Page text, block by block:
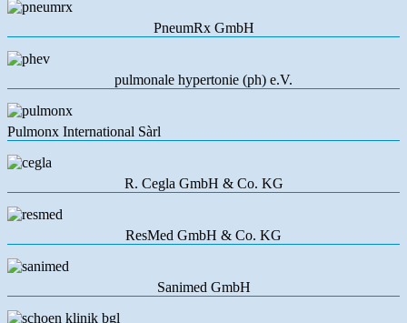
PneumRx GmbH
pulmonale hypertonie (ph) e.V.
Pulmonx International Sàrl
R. Cegla GmbH & Co. KG
ResMed GmbH & Co. KG
Sanimed GmbH